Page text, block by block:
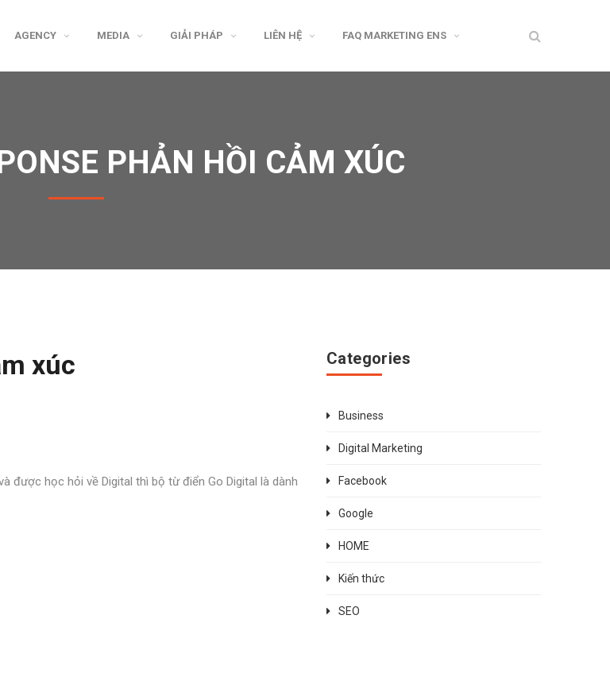
AGENCY MEDIA GIẢI PHÁP LIÊN HỆ FAQ MARKETING ENS
PHẢN HỒI CẢM XÚC
xúc
được học hỏi về Digital thì bộ từ điển Go Digital là dành
Categories
Business
Digital Marketing
Facebook
Google
HOME
Kiến thức
SEO